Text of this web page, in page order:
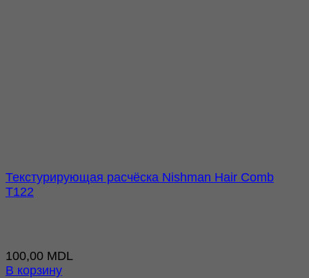
Текстурирующая расчёска Nishman Hair Comb
T122
100,00 MDL
В корзину